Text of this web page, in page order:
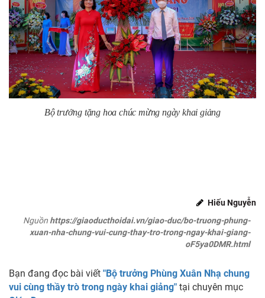
Bộ trưởng tặng hoa chúc mừng ngày khai giảng
Hiếu Nguyễn
Nguồn https://giaoducthoidai.vn/giao-duc/bo-truong-phung-
xuan-nha-chung-vui-cung-thay-tro-trong-ngay-khai-giang-
oF5ya0DMR.html
Bạn đang đọc bài viết "Bộ trưởng Phùng Xuân Nhạ chung
vui cùng thầy trò trong ngày khai giảng" tại chuyên mục